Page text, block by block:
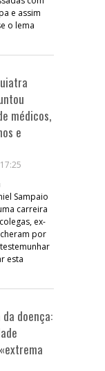
e assim
o lema
médicos,
e
Sampaio
carreira
ex-
por
esta
doença: